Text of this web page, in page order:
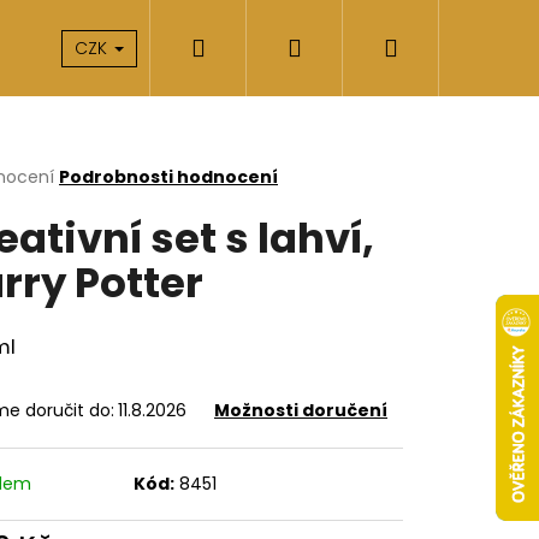
O nás
CZK Přihlášení
Podrobnosti hodnocení
set s lahví,
Potter
doručit do: 11.8.2026 Možnosti doručení
Kód: 8451